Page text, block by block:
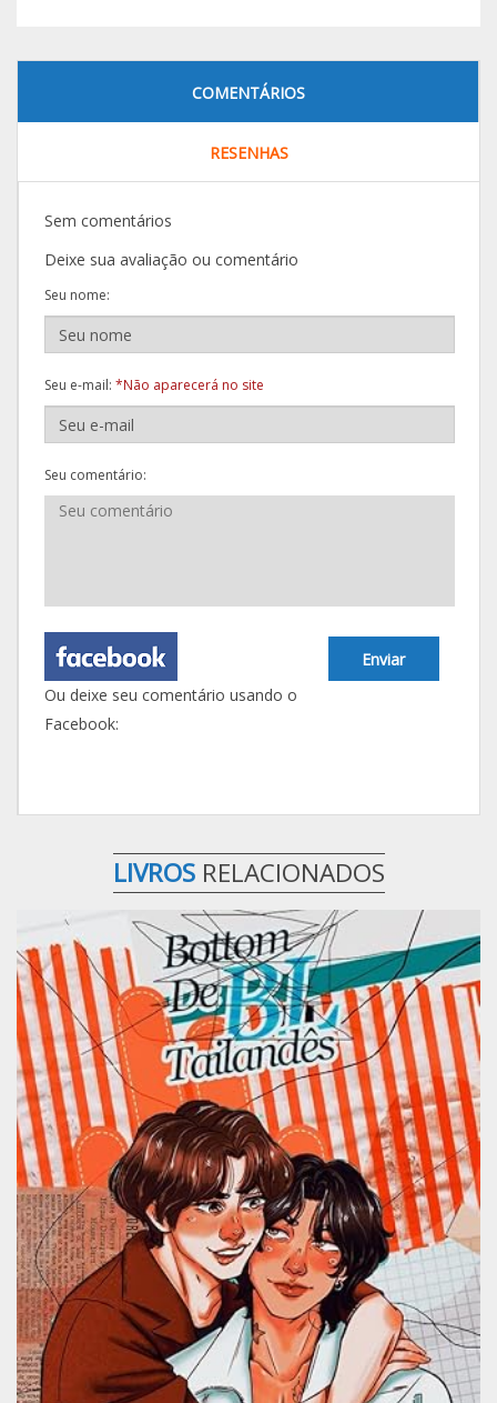
COMENTÁRIOS
RESENHAS
Sem comentários
Deixe sua avaliação ou comentário
Seu nome:
Seu e-mail: *Não aparecerá no site
Seu comentário:
Enviar
Ou deixe seu comentário usando o
Facebook:
LIVROS RELACIONADOS